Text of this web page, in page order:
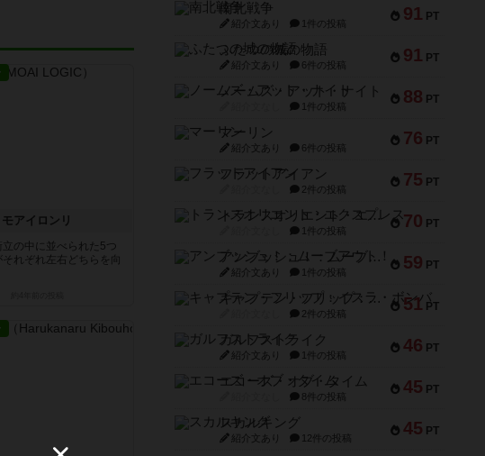
モアイロンリ
立の中に並べられた5つ
れぞれ左右どちらを向
91 PT
南北戦争
紹介文あり 1件の投稿
91 PT
ふたつの城の物語
紹介文あり 6件の投稿
88 PT
ノームズ・アット・ナイト
1件の投稿
76 PT
マーリン
紹介文あり 6件の投稿
75 PT
フラットアイアン
2件の投稿
70 PT
トランスオリエント・エクスプレス
1件の投稿
59 PT
アンブッシュ！：ムーブアウト！
紹介文あり 1件の投稿
51 PT
キャプテン・フリップ：イスラ・ボンバ
2件の投稿
46 PT
ガルフストライク
紹介文あり 1件の投稿
45 PT
エコーズ・オブ・タイム
8件の投稿
45 PT
スカルキング
紹介文あり 12件の投稿